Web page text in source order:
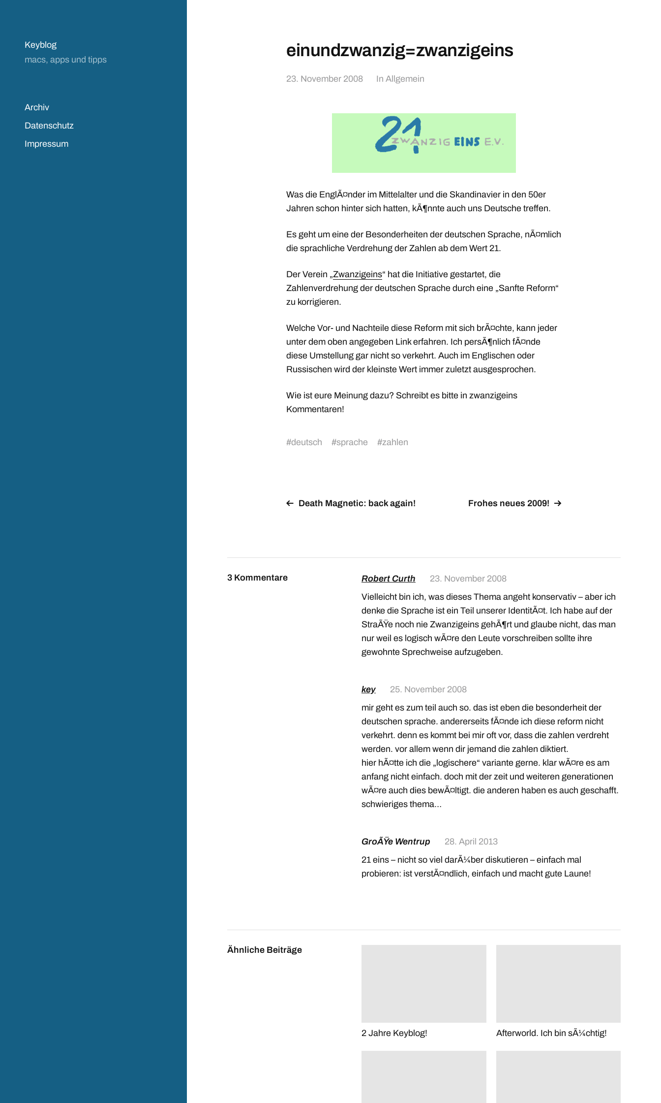
Keyblog
macs, apps und tipps
Archiv
Datenschutz
Impressum
einundzwanzig=zwanzigeins
23. November 2008 In Allgemein
Was die EnglÃ¤nder im Mittelalter und die Skandinavier in den 50er
Jahren schon hinter sich hatten, kÃ¶nnte auch uns Deutsche treffen.
Es geht um eine der Besonderheiten der deutschen Sprache, nÃ¤mlich
die sprachliche Verdrehung der Zahlen ab dem Wert 21.
Der Verein „Zwanzigeins“ hat die Initiative gestartet, die
Zahlenverdrehung der deutschen Sprache durch eine „Sanfte Reform“
zu korrigieren.
Welche Vor- und Nachteile diese Reform mit sich brÃ¤chte, kann jeder
unter dem oben angegeben Link erfahren. Ich persÃ¶nlich fÃ¤nde
diese Umstellung gar nicht so verkehrt. Auch im Englischen oder
Russischen wird der kleinste Wert immer zuletzt ausgesprochen.
Wie ist eure Meinung dazu? Schreibt es bitte in zwanzigeins
Kommentaren!
#deutsch #sprache #zahlen
Death Magnetic: back again! Frohes neues 2009!
3 Kommentare Robert Curth
23. November 2008
Vielleicht bin ich, was dieses Thema angeht konservativ – aber ich
denke die Sprache ist ein Teil unserer IdentitÃ¤t. Ich habe auf der
StraÃŸe noch nie Zwanzigeins gehÃ¶rt und glaube nicht, das man
nur weil es logisch wÃ¤re den Leute vorschreiben sollte ihre
gewohnte Sprechweise aufzugeben.
key
25. November 2008
mir geht es zum teil auch so. das ist eben die besonderheit der
deutschen sprache. andererseits fÃ¤nde ich diese reform nicht
verkehrt. denn es kommt bei mir oft vor, dass die zahlen verdreht
werden. vor allem wenn dir jemand die zahlen diktiert.
hier hÃ¤tte ich die „logischere“ variante gerne. klar wÃ¤re es am
anfang nicht einfach. doch mit der zeit und weiteren generationen
wÃ¤re auch dies bewÃ¤ltigt. die anderen haben es auch geschafft.
schwieriges thema…
GroÃŸe Wentrup
28. April 2013
21 eins – nicht so viel darÃ¼ber diskutieren – einfach mal
probieren: ist verstÃ¤ndlich, einfach und macht gute Laune!
Ähnliche Beiträge
2 Jahre Keyblog! Afterworld. Ich bin sÃ¼chtig!